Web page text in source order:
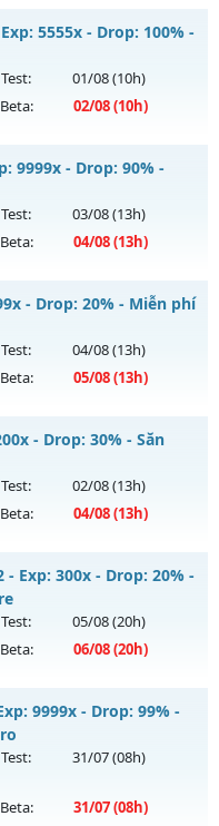
chủ
5555x - Drop: 100% -
01/08(10h)
02/08(10h)
SS6.15
chủ
9999x - Drop: 90% -
03/08(13h)
04/08(13h)
Đồ họa đỉnh cao
chủ
- Drop: 20% - Miễn phí
04/08(13h)
05/08(13h)
chủ
- Drop: 30% - Săn
02/08(13h)
04/08(13h)
Đồ Socket cuối,
chủ
- Exp: 300x - Drop: 20% -
05/08(20h)
06/08(20h)
Nhiều,Train Wcoin fre
chủ
9999x - Drop: 99% -
31/07(08h)
31/07(08h)